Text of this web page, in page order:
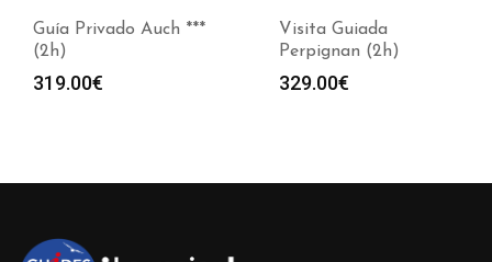
Guía Privado Auch ***
(2h)
319.00€
Visita Guiada
Perpignan (2h)
329.00€